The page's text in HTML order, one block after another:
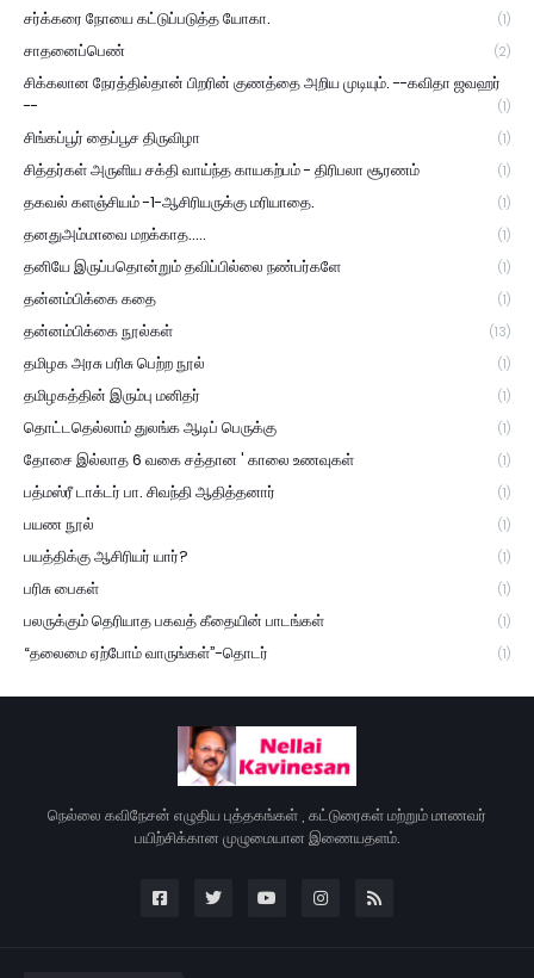
சர்க்கரை நோயை கட்டுப்படுத்த யோகா. (1)
சாதனைப்பெண் (2)
சிக்கலான நேரத்தில்தான் பிறரின் குணத்தை அறிய முடியும். --கவிதா ஜவஹர்
--
(1)
சிங்கப்பூர் தைப்பூச திருவிழா (1)
சித்தர்கள் அருளிய சக்தி வாய்ந்த காயகற்பம் - திரிபலா சூரணம் (1)
தகவல் களஞ்சியம் -1-ஆசிரியருக்கு மரியாதை. (1)
தனதுஅம்மாவை மறக்காத..... (1)
தனியே இருப்பதொன்றும் தவிப்பில்லை நண்பர்களே (1)
தன்னம்பிக்கை கதை (1)
தன்னம்பிக்கை நூல்கள் (13)
தமிழக அரசு பரிசு பெற்ற நூல் (1)
தமிழகத்தின் இரும்பு மனிதர் (1)
தொட்டதெல்லாம் துலங்க ஆடிப் பெருக்கு (1)
தோசை இல்லாத 6 வகை சத்தான ' காலை உணவுகள் (1)
பத்மஸ்ரீ டாக்டர் பா. சிவந்தி ஆதித்தனார் (1)
பயண நூல் (1)
பயத்திக்கு ஆசிரியர் யார்? (1)
பரிசு பைகள் (1)
பலருக்கும் தெரியாத பகவத் கீதையின் பாடங்கள் (1)
“தலைமை ஏற்போம் வாருங்கள்”-தொடர் (1)
நெல்லை கவிநேசன் எழுதிய புத்தகங்கள் , கட்டுரைகள் மற்றும் மாணவர்
பயிற்சிக்கான முழுமையான இணையதளம்.